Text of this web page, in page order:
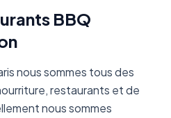
BBQ
nous sommes tous des
restaurants et de
nous sommes